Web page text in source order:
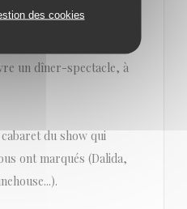
des cookies
Mixity sont de retour le
un dîner-spectacle, à
du show qui
ont marqués (Dalida,